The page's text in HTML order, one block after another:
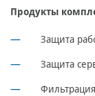
Продукты
Защита
Защита